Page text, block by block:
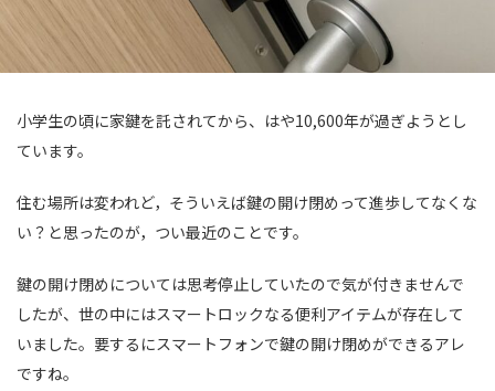
小学生の頃に家鍵を託されてから、はや10,600年が過ぎようとし
ています。
住む場所は変われど，そういえば鍵の開け閉めって進歩してなくな
い？と思ったのが，つい最近のことです。
鍵の開け閉めについては思考停止していたので気が付きませんで
したが、世の中にはスマートロックなる便利アイテムが存在して
いました。要するにスマートフォンで鍵の開け閉めができるアレ
ですね。